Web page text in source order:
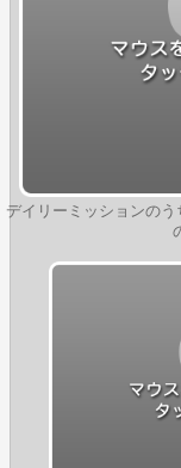
デイリーミッションのう